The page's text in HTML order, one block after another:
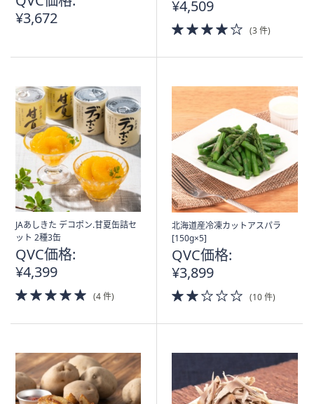
¥3,672
¥4,509
4.0
of
(3 件)
JAあしきた デコポン.甘夏缶詰セ
ット 2種3缶
QVC価格:
¥4,399
5.0
of
(4 件)
北海道産冷凍カットアスパラ
[150g×5]
QVC価格:
¥3,899
2.0
of
(10 件)